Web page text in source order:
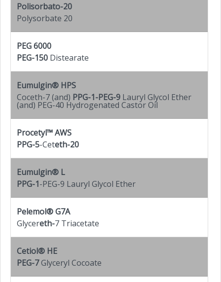
Polisorbato-20
Polysorbate 20
PEG 6000
PEG-150 Distearate
Eumulgin® HPS
Coceth-7 (and) PPG-1-PEG-9 Lauryl Glycol Ether
(and) PEG-40 Hydrogenated Castor Oil
Procetyl™AWS
PPG-5-Ceteth-20
Eumulgin® L
PPG-1-PEG-9 Lauryl Glycol Ether
Pelemol®G7A
Glycereth-7 Triacetate
Cetiol® HE
PEG-7Glyceryl Cocoate